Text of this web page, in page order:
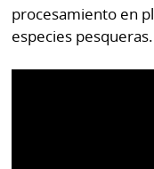
procesamiento en
especies pesqueras.